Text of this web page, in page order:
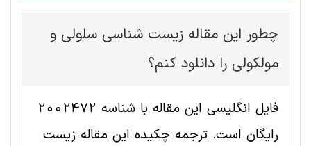
چطور این مقاله زیست شناسی سلولی و
مولکولی را دانلود کنم؟
فایل انگلیسی این مقاله با شناسه 2002472
رایگان است. ترجمه چکیده این مقاله زیست